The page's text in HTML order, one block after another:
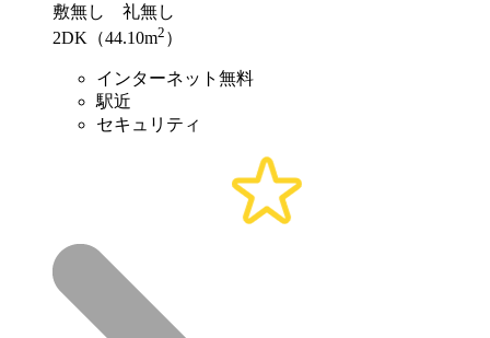
敷無し 礼無し
2DK（44.10m2 ）
インターネット無料
駅近
セキュリティ